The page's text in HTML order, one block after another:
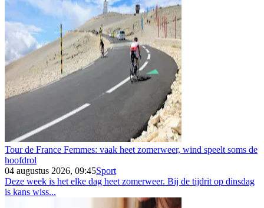
Tour de France Femmes: vaak heet zomerweer, wind speelt soms de
hoofdrol
04 augustus 2026, 09:45Sport
Deze week is het elke dag heet zomerweer. Bij de tijdrit op dinsdag
is kans wiss...